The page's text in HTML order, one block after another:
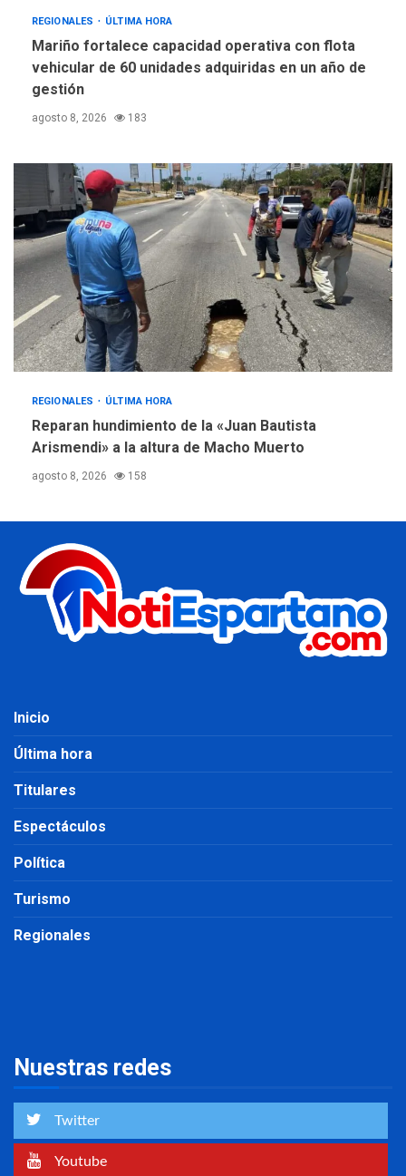
REGIONALES ÚLTIMA HORA
Mariño fortalece capacidad operativa con flota
vehicular de 60 unidades adquiridas en un año de
gestión
agosto 8, 2026 183
REGIONALES ÚLTIMA HORA
Reparan hundimiento de la «Juan Bautista
Arismendi» a la altura de Macho Muerto
agosto 8, 2026 158
Inicio
Última hora
Titulares
Espectáculos
Política
Turismo
Regionales
Nuestras redes
Twitter
Youtube